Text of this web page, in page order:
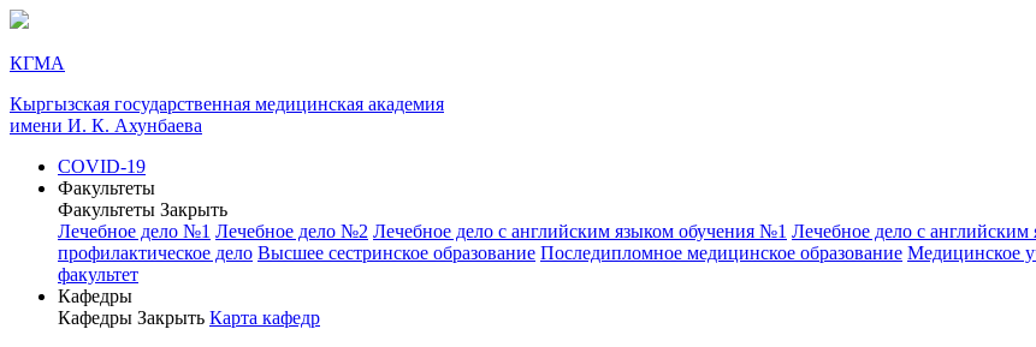
КГМА
Кыргызская государственная медицинская академия
имени И. К. Ахунбаева
COVID-19
Факультеты
Факультеты Закрыть
Лечебное дело №1 Лечебное дело №2 Лечебное дело с английским языком обучения №1 Лечебное дело с
профилактическое дело Высшее сестринское образование Последипломное медицинское образование Медицинское
факультет
Кафедры
Кафедры Закрыть Карта кафедр